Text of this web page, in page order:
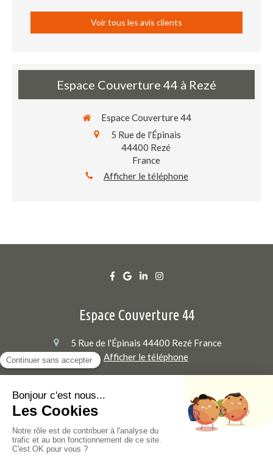
Voir tous les avis clients
Espace Couverture 44 à Rezé
Espace Couverture 44
5 Rue de l'Épinais
44400 Rezé
France
Afficher le téléphone
Espace Couverture 44
5 Rue de l'Épinais 44400 Rezé France
Afficher le téléphone
Nantes, Bouguenais, Saint-Sébastien-sur-Loire, Sorinières,
Saint-Herblain, Vertou, Sainte-Luce-sur-Loire, Orvault, La
Montagne, Pont-Saint-Martin, Haute-Goulaine, Basse-